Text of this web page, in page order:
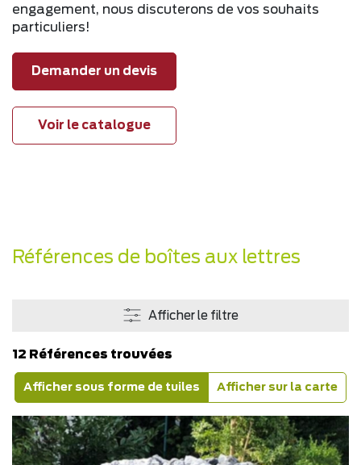
engagement, nous discuterons de vos souhaits
particuliers!
Demander un devis
Voir le catalogue
Références de boîtes aux lettres
Afficher le filtre
12 Références trouvées
Afficher sous forme de tuiles Afficher sur la carte